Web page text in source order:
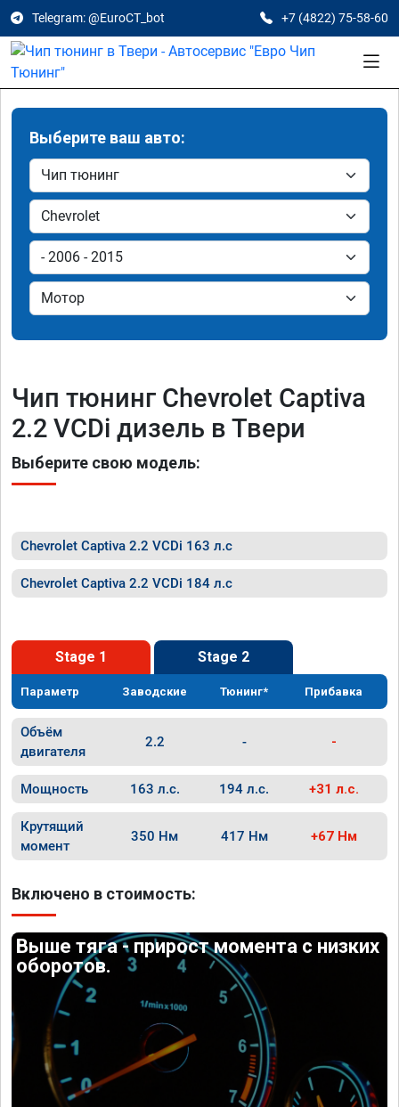
Telegram: @EuroCT_bot +7 (4822) 75-58-60
Выберите ваш авто:
Чип тюнинг Chevrolet Captiva
2.2 VCDi дизель в Твери
Выберите свою модель:
Chevrolet Captiva 2.2 VCDi 163 л.с
Chevrolet Captiva 2.2 VCDi 184 л.с
Stage 1 Stage 2
Параметр Заводские Тюнинг* Прибавка
Объём
двигателя
2.2 - -
Мощность 163 л.с. 194 л.с. +31 л.с.
Крутящий
момент
350 Нм 417 Нм +67 Нм
Включено в стоимость:
Выше тяга - прирост момента с низких
оборотов.